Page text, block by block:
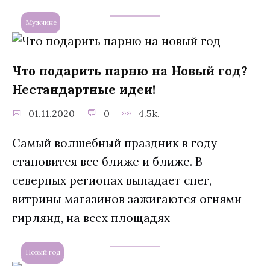
Мужчине
Что подарить парню на Новый год?
Нестандартные идеи!
01.11.2020 0 4.5k.
Самый волшебный праздник в году
становится все ближе и ближе. В
северных регионах выпадает снег,
витрины магазинов зажигаются огнями
гирлянд, на всех площадях
Новый год